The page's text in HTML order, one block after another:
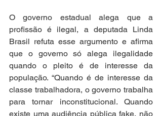
O governo estadual alega que a
profissão é ilegal, a deputada Linda
Brasil refuta esse argumento e afirma
que o governo só alega ilegalidade
quando o pleito é de interesse da
população. “Quando é de interesse da
classe trabalhadora, o governo trabalha
para tornar inconstitucional. Quando
existe uma audiência pública fake, não